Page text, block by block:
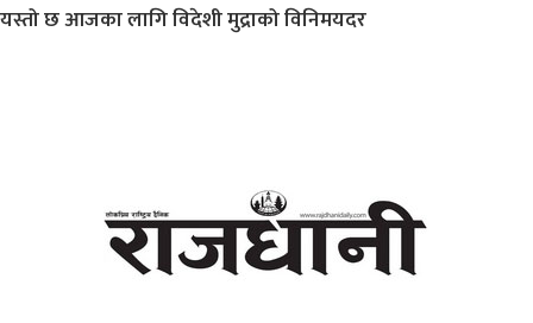
यस्तो छ आजका लागि विदेशी मुद्राको विनिमयदर